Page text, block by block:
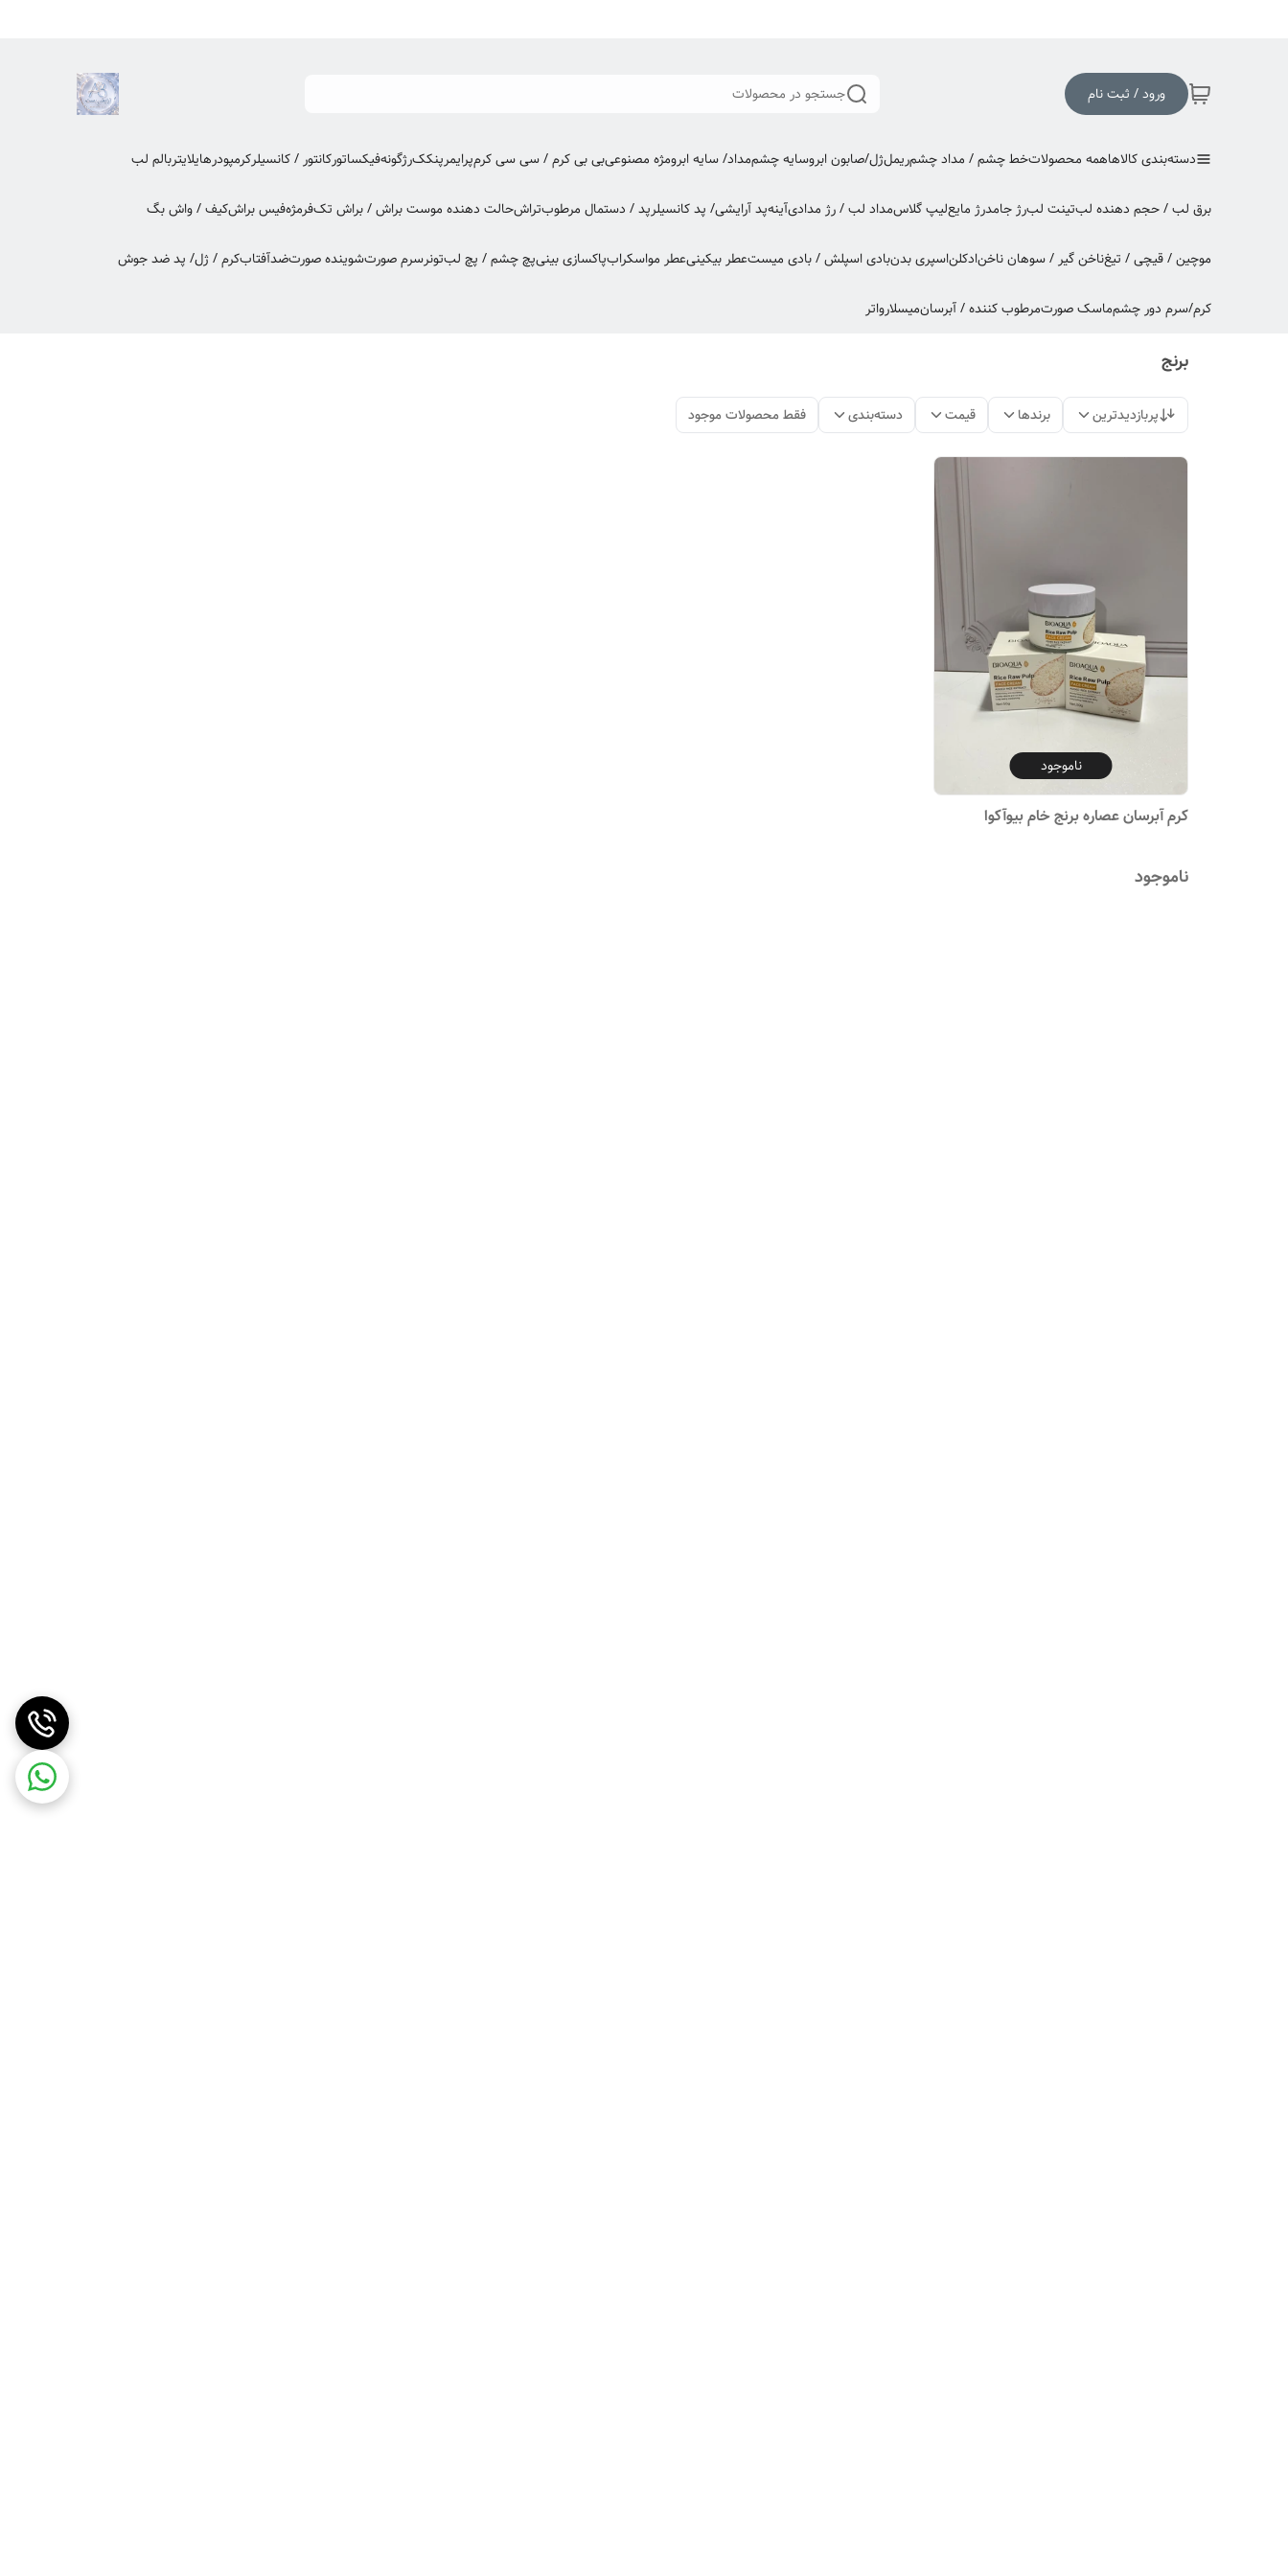
ورود / ثبت نام جستجو در محصولات
دسته‌بندی کالاهاهمه محصولاتخط چشم / مداد چشمریملژل/صابون ابروسایه چشممداد/ سایه ابرومژه مصنوعیبی بی کرم / سی سی کرمپرایمرپنککرژگونهفیکساتورکانتور / کانسیلرکرمپودرهایلایتربالم لب
برق لب / حجم دهنده لبتینت لبرژ جامدرژ مایعلیپ گلاسمداد لب / رژ مدادیآینهپد آرایشی/ پد کانسیلرپد / دستمال مرطوبتراشحالت دهنده موست براش / براش تکفرمژهفیس براشکیف / واش بگ
موچین / قیچی / تیغناخن گیر / سوهان ناخنادکلناسپری بدنبادی اسپلش / بادی میستعطر بیکینیعطر مواسکرابپاکسازی بینیپچ چشم / پچ لبتونرسرم صورتشوینده صورتضدآفتابکرم / ژل/ پد ضد جوش
کرم/سرم دور چشمماسک صورتمرطوب کننده / آبرسانمیسلارواتر
برنج
پربازدیدترین برندها قیمت دسته‌بندی فقط محصولات موجود
ناموجود
کرم آبرسان عصاره برنج خام بیوآکوا
ناموجود